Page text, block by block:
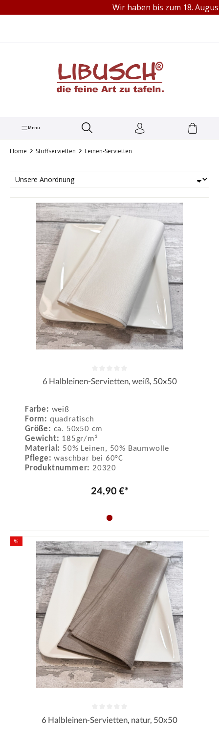
TEL.: +49 (0) 251 60656913
Wir haben bis zum 18. August
Menü
Home Stoffservietten Leinen-Servietten
Durchschnittliche Bewertung von 0
6 Halbleinen-Servietten, weiß, 50x50
Farbe: weiß
Form: quadratisch
Größe: ca. 50x50 cm
Gewicht: 185gr/m²
Material: 50% Leinen, 50% Baumwolle
Pflege:waschbar bei 60°C
Produktnummer: 20320
24,90 €*
%
Durchschnittliche Bewertung von 0
6 Halbleinen-Servietten, natur, 50x50